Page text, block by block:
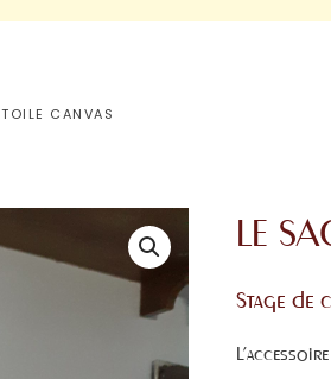
CANVAS
LE
Stage de